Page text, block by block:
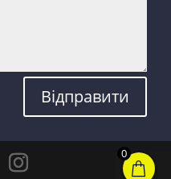
Відправити
0